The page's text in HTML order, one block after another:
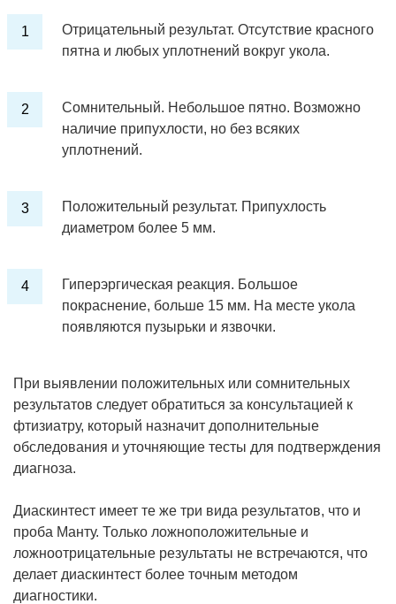
Отрицательный результат. Отсутствие красного
пятна и любых уплотнений вокруг укола.
Сомнительный. Небольшое пятно. Возможно
наличие припухлости, но без всяких
уплотнений.
Положительный результат. Припухлость
диаметром более 5 мм.
Гиперэргическая реакция. Большое
покраснение, больше 15 мм. На месте укола
появляются пузырьки и язвочки.
При выявлении положительных или сомнительных
результатов следует обратиться за консультацией к
фтизиатру, который назначит дополнительные
обследования и уточняющие тесты для подтверждения
диагноза.
Диаскинтест имеет те же три вида результатов, что и
проба Манту. Только ложноположительные и
ложноотрицательные результаты не встречаются, что
делает диаскинтест более точным методом
диагностики.